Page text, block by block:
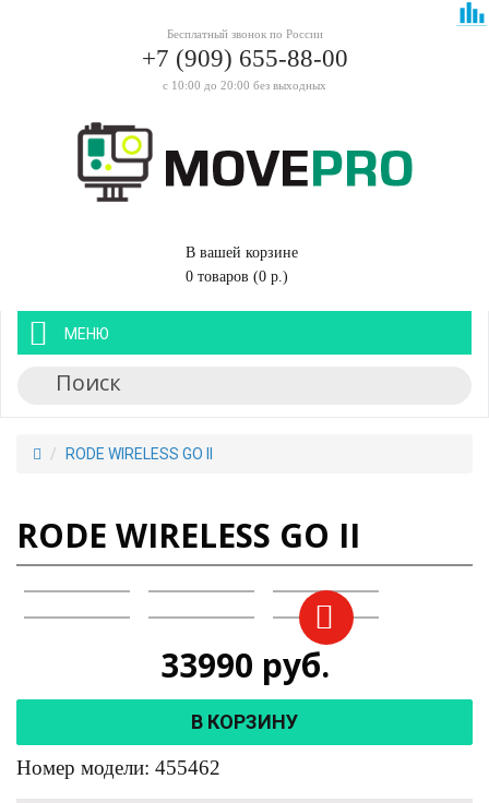
Бесплатный звонок по России
+7 (909) 655-88-00
с 10:00 до 20:00 без выходных
В вашей корзине
0 товаров (0 р.)
МЕНЮ
RODE WIRELESS GO II
RODE WIRELESS GO II
33990 руб.
В КОРЗИНУ
Номер модели: 455462